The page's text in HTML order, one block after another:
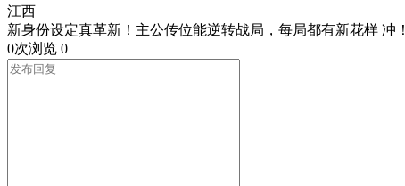
江西
新身份设定真革新！主公传位能逆转战局，每局都有新花样 冲！
0次浏览 0